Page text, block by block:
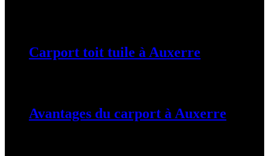
Carport toit tuile à Auxerre
Avantages du carport à Auxerre